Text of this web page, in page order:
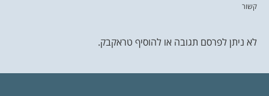
קשור
לא ניתן לפרסם תגובה או להוסיף טראקבק.